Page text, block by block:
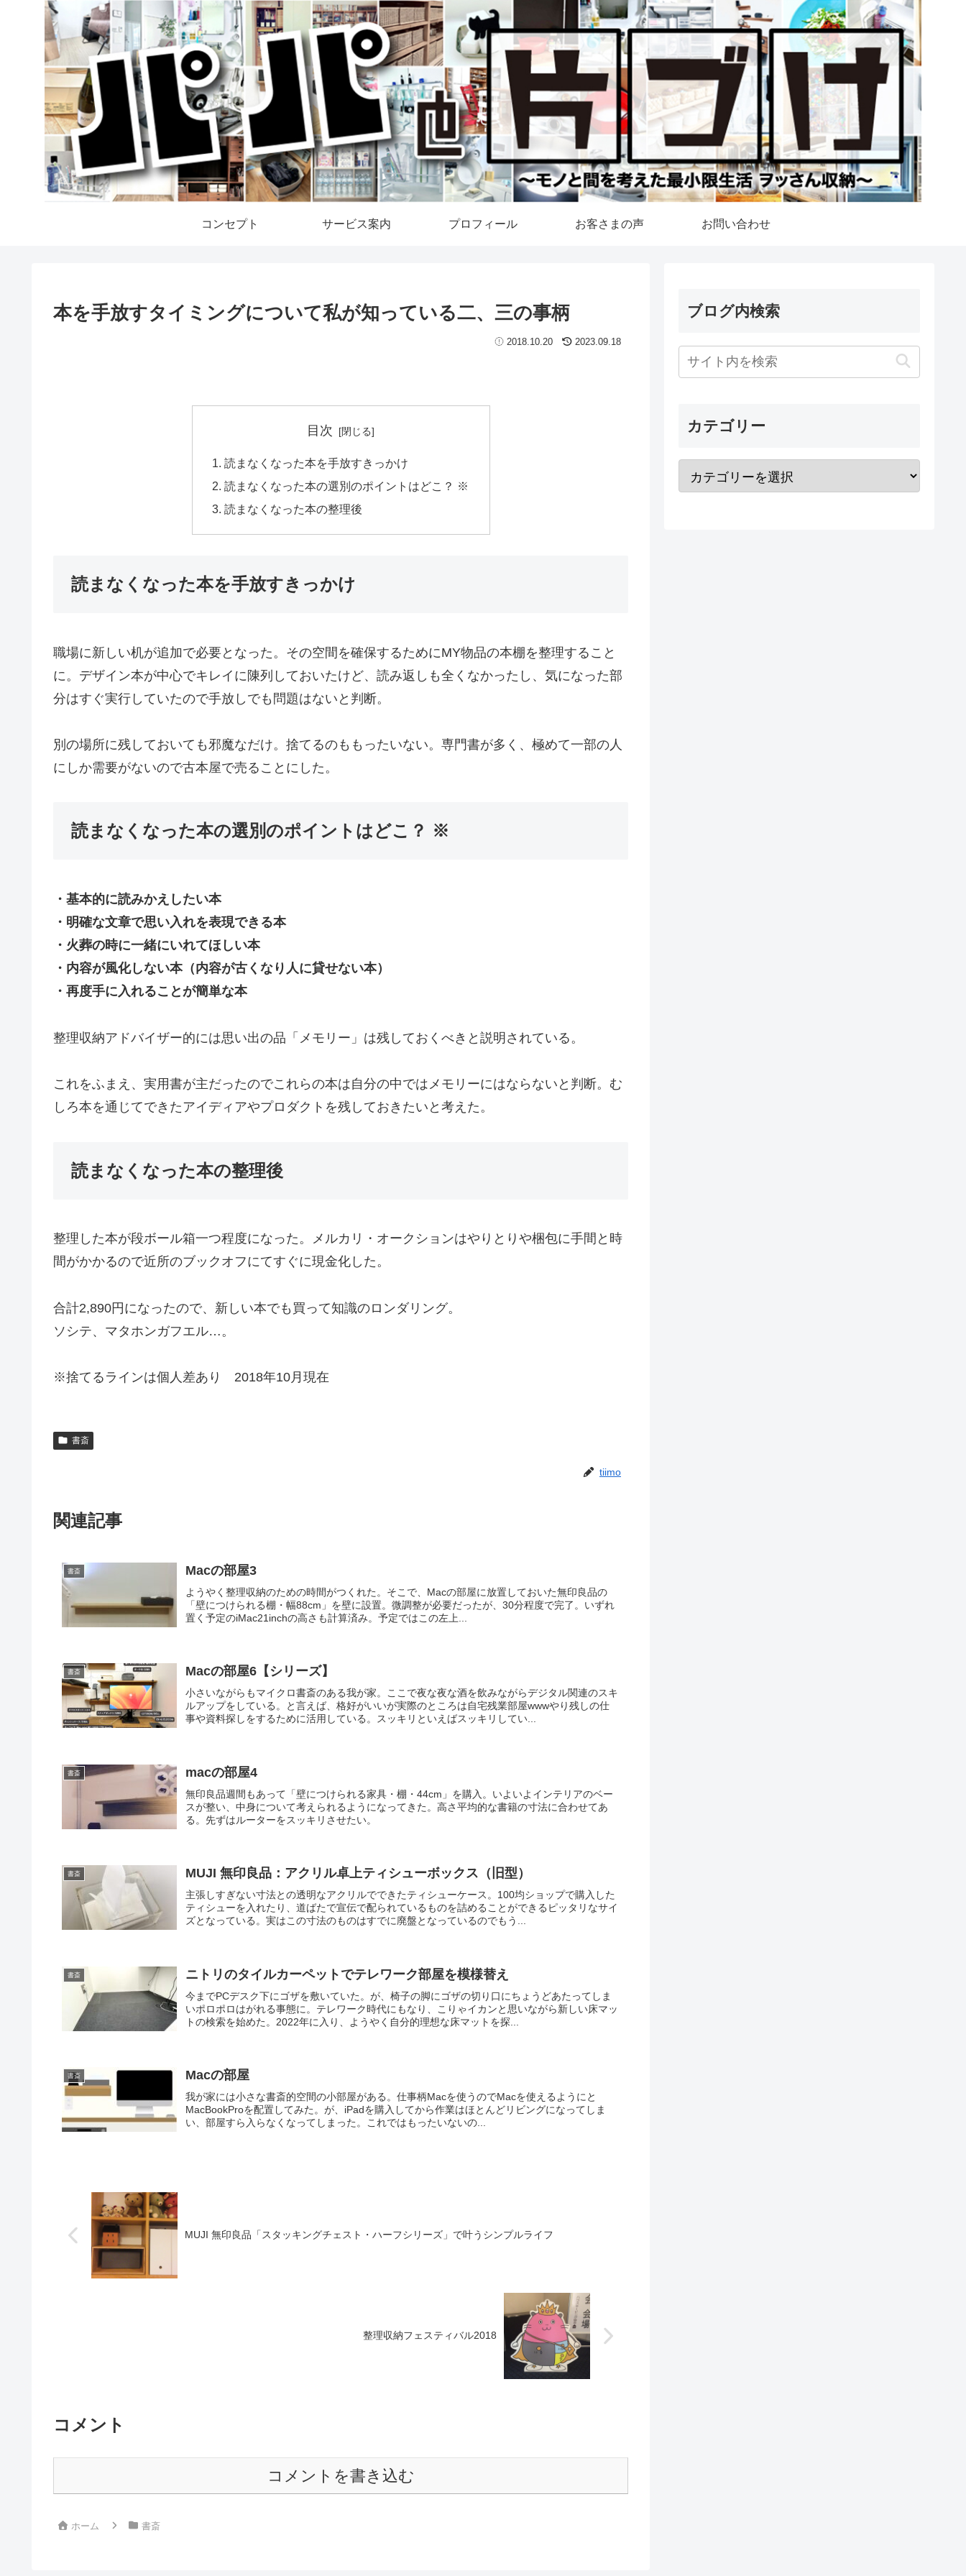
コンセプト サービス案内 プロフィール お客さまの声 お問い合わせ
本を手放すタイミングについて私が知っている二、三の事柄
2018.10.20 2023.09.18
目次
読まなくなった本を手放すきっかけ
読まなくなった本の選別のポイントはどこ？ ※
読まなくなった本の整理後
読まなくなった本を手放すきっかけ
職場に新しい机が追加で必要となった。その空間を確保するためにMY物品の本棚を整理すること
に。デザイン本が中心でキレイに陳列しておいたけど、読み返しも全くなかったし、気になった部
分はすぐ実行していたので手放しでも問題はないと判断。
別の場所に残しておいても邪魔なだけ。捨てるのももったいない。専門書が多く、極めて一部の人
にしか需要がないので古本屋で売ることにした。
読まなくなった本の選別のポイントはどこ？ ※
・基本的に読みかえしたい本
・明確な文章で思い入れを表現できる本
・火葬の時に一緒にいれてほしい本
・内容が風化しない本（内容が古くなり人に貸せない本）
・再度手に入れることが簡単な本
整理収納アドバイザー的には思い出の品「メモリー」は残しておくべきと説明されている。
これをふまえ、実用書が主だったのでこれらの本は自分の中ではメモリーにはならないと判断。む
しろ本を通じてできたアイディアやプロダクトを残しておきたいと考えた。
読まなくなった本の整理後
整理した本が段ボール箱一つ程度になった。メルカリ・オークションはやりとりや梱包に手間と時
間がかかるので近所のブックオフにてすぐに現金化した。
合計2,890円になったので、新しい本でも買って知識のロンダリング。
ソシテ、マタホンガフエル…。
※捨てるラインは個人差あり 2018年10月現在
書斎
tiimo
関連記事
書斎 Macの部屋3
ようやく整理収納のための時間がつくれた。そこで、Macの部屋に放置しておいた無印良品の
「壁につけられる棚・幅88cm」を壁に設置。微調整が必要だったが、30分程度で完了。いずれ
置く予定のiMac21inchの高さも計算済み。予定ではこの左上...
書斎 Macの部屋6【シリーズ】
小さいながらもマイクロ書斎のある我が家。ここで夜な夜な酒を飲みながらデジタル関連のスキ
ルアップをしている。と言えば、格好がいいが実際のところは自宅残業部屋wwwやり残しの仕
事や資料探しをするために活用している。スッキリといえばスッキリしてい...
書斎 macの部屋4
無印良品週間もあって「壁につけられる家具・棚・44cm」を購入。いよいよインテリアのベー
スが整い、中身について考えられるようになってきた。高さ平均的な書籍の寸法に合わせてあ
る。先ずはルーターをスッキリさせたい。
書斎 MUJI 無印良品：アクリル卓上ティシューボックス（旧型）
主張しすぎない寸法との透明なアクリルでできたティシューケース。100均ショップで購入した
ティシューを入れたり、道ばたで宣伝で配られているものを詰めることができるピッタリなサイ
ズとなっている。実はこの寸法のものはすでに廃盤となっているのでもう...
書斎 ニトリのタイルカーペットでテレワーク部屋を模様替え
今までPCデスク下にゴザを敷いていた。が、椅子の脚にゴザの切り口にちょうどあたってしま
いポロポロはがれる事態に。テレワーク時代にもなり、こりゃイカンと思いながら新しい床マッ
トの検索を始めた。2022年に入り、ようやく自分的理想な床マットを探...
書斎 Macの部屋
我が家には小さな書斎的空間の小部屋がある。仕事柄Macを使うのでMacを使えるようにと
MacBookProを配置してみた。が、iPadを購入してから作業はほとんどリビングになってしま
い、部屋すら入らなくなってしまった。これではもったいないの...
MUJI 無印良品「スタッキングチェスト・ハーフシリーズ」で叶うシンプルライフ
整理収納フェスティバル2018
コメント
コメントを書き込む
ホーム 書斎
ブログ内検索
カテゴリー